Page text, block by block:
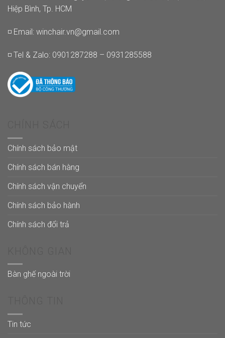
Hiệp Bình, Tp. HCM
◽ Email: winchair.vn@gmail.com
◽ Tel & Zalo: 0901287288 – 0931285588
Chính sách bảo mật
Chính sách bán hàng
Chính sách vận chuyển
Chính sách bảo hành
Chính sách đổi trả
Bàn ghế ngoài trời
Tin tức